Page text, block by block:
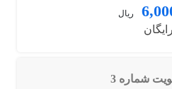
ریال
رایگان
شماره 3